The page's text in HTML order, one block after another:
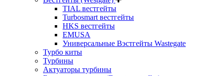
TIAL вестгейты
Turbosmart вестгейты
HKS вестгейты
EMUSA
Универсальные Вэстгейты Wastegate
Турбо киты
Турбины
Актуаторы турбины